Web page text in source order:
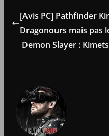
[Avis PC] Pathfinder
Dragonours mais pas
Demon Slayer :